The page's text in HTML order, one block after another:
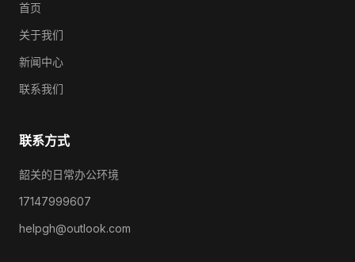
首页
关于我们
新闻中心
联系我们
联系方式
韶关的日常办公环境
17147999607
helpgh@outlook.com